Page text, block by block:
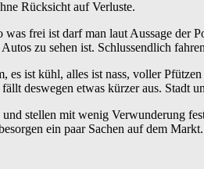
Rücksicht auf Verluste.
frei ist darf man laut Aussage der
zu sehen ist. Schlussendlich
es ist kühl, alles ist nass, voller
fällt deswegen etwas kürzer aus.
stellen mit wenig Verwunderung
ein paar Sachen auf dem